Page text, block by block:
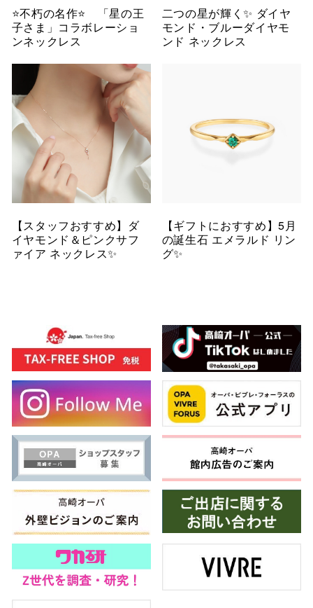
⭐️不朽の名作⭐️ 「星の王
子さま」コラボレーショ
ンネックレス
二つの星が輝く✨ ダイヤ
モンド・ブルーダイヤモ
ンド ネックレス
【スタッフおすすめ】ダ
イヤモンド＆ピンクサフ
ァイア ネックレス✨
【ギフトにおすすめ】5月
の誕生石 エメラルド リン
グ✨